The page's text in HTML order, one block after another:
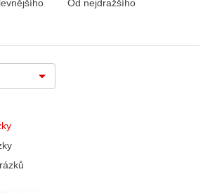
Od nejdražšího